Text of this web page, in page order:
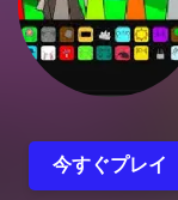
今すぐプレイ